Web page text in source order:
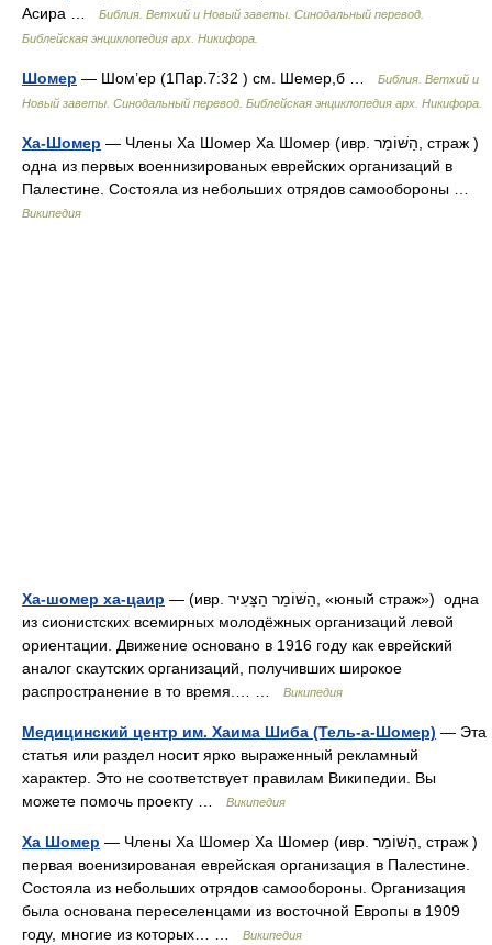
Асира …
Библия. Ветхий и Новый заветы. Синодальный перевод.
Библейская энциклопедия арх. Никифора.
Шомер — Шом’ер (1Пар.7:32 ) см. Шемер,б …
Библия. Ветхий и
Новый заветы. Синодальный перевод. Библейская энциклопедия арх. Никифора.
Ха-Шомер — Члены Ха Шомер Ха Шомер (ивр. הַשּׁוֹמֵר‎, страж )
одна из первых военнизированых еврейских организаций в
Палестине. Состояла из небольших отрядов самообороны …
Википедия
Ха-шомер ха-цаир — (ивр. הַשּׁוֹמֵר הַצָּעִיר‎, «юный страж») одна
из сионистских всемирных молодёжных организаций левой
ориентации. Движение основано в 1916 году как еврейский
аналог скаутских организаций, получивших широкое
распространение в то время.… …
Википедия
Медицинский центр им. Хаима Шиба (Тель-а-Шомер) — Эта
статья или раздел носит ярко выраженный рекламный
характер. Это не соответствует правилам Википедии. Вы
можете помочь проекту …
Википедия
Ха Шомер — Члены Ха Шомер Ха Шомер (ивр. הַשּׁוֹמֵר‎, страж )
первая военизированая еврейская организация в Палестине.
Состояла из небольших отрядов самообороны. Организация
была основана переселенцами из восточной Европы в 1909
году, многие из которых… …
Википедия